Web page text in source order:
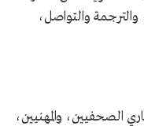
والترجمة والتواصل،
الصحفيين، والمهنيين،